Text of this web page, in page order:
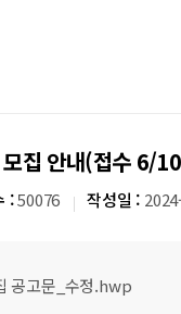
집 안내(접수 6/
:50076 작성일 :
공고문_수정.hwp